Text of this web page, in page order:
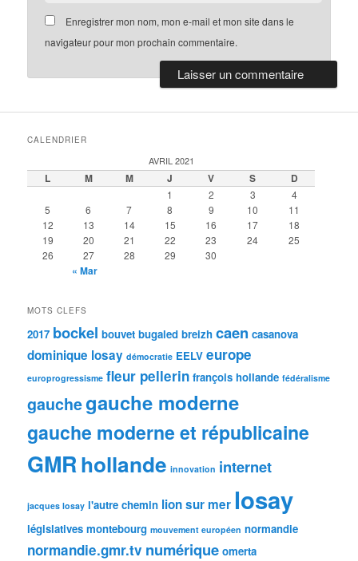
Enregistrer mon nom, mon e-mail et mon site dans le
navigateur pour mon prochain commentaire.
CALENDRIER
AVRIL 2021
L M M J V S D
1 2 3
4
5
6 7 8 9 10
11
12
13 14 15 16 17
18
19
20 21 22 23 24
25
26
27 28 29 30
« Mar
MOTS CLEFS
2017 bockel bouvet bugaled breizh caen casanova
dominique losay démocratie EELV europe
europrogressisme fleur pellerin françois hollande fédéralisme
gauchegauche moderne
gauche moderne et républicaine
GMRhollande innovation internet
jacques losay l'autre chemin lion sur mer losay
législatives montebourg mouvement européen normandie
normandie.gmr.tv numérique omerta